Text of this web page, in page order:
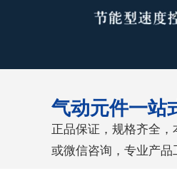
气动元件一站
正品保证，规格齐全
或微信咨询，专业产品